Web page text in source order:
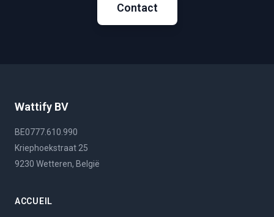
Contact
Wattify BV
BE0777.610.990
Kriephoekstraat 25
9230 Wetteren, België
ACCUEIL